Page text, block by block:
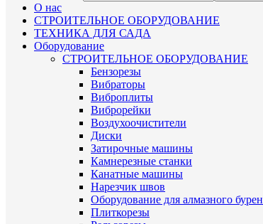
О нас
СТРОИТЕЛЬНОЕ ОБОРУДОВАНИЕ
ТЕХНИКА ДЛЯ САДА
Оборудование
СТРОИТЕЛЬНОЕ ОБОРУДОВАНИЕ
Бензорезы
Вибраторы
Виброплиты
Виброрейки
Воздухоочистители
Диски
Затирочные машины
Камнерезные станки
Канатные машины
Нарезчик швов
Оборудование для алмазного
Плиткорезы